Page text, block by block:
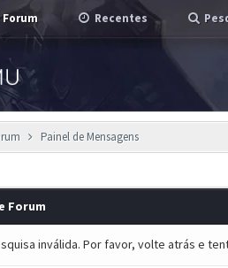
Forum Recentes
Painel de Mensagens
Forum
inválida. Por favor, volte atrás e